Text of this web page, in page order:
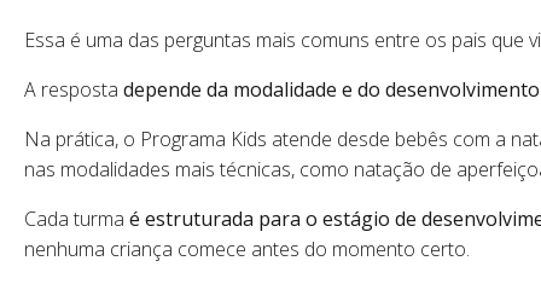
Essa é uma das perguntas mais comuns entre os pais que
A resposta depende da modalidade e do
Na prática, o Programa Kids atende desde bebês com a
nas modalidades mais técnicas, como natação de
Cada turma é estruturada para o estágio de
nenhuma criança comece antes do momento certo.